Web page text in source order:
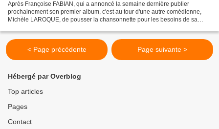
Après Françoise FABIAN, qui a annoncé la semaine dernière publier
prochainement son premier album, c'est au tour d'une autre comédienne,
Michèle LAROQUE, de pousser la chansonnette pour les besoins de sa
< Page précédente Page suivante >
Hébergé par Overblog
Top articles
Pages
Contact